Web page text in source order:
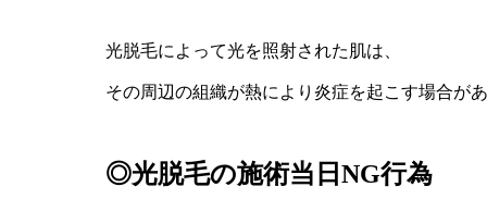
光脱毛によって光を照射された肌は、
その周辺の組織が熱により炎症を起こす場合があ
◎光脱毛の施術当日NG行為